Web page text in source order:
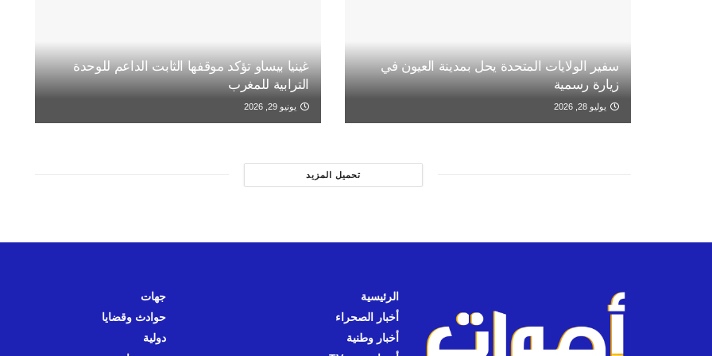
سفير الولايات المتحدة يحل بمدينة العيون في
زيارة رسمية
يوليو 28, 2026
غينيا بيساو تؤكد موقفها الثابت الداعم للوحدة
الترابية للمغرب
يونيو 29, 2026
تحميل المزيد
الرئيسية
أخبار الصحراء
أخبار وطنية
جهات
حوادث وقضايا
دولية